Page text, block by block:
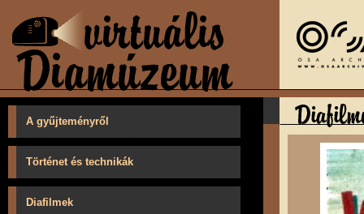
A gyűjteményről
Történet és technikák
Diafilmek